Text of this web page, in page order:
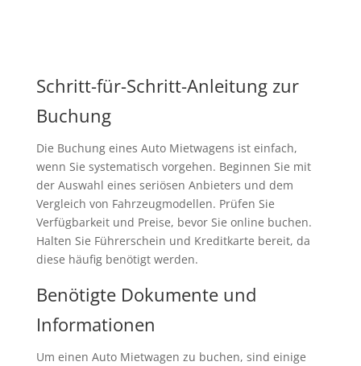
Schritt-für-Schritt-Anleitung zur
Buchung
Die Buchung eines Auto Mietwagens ist einfach,
wenn Sie systematisch vorgehen. Beginnen Sie mit
der Auswahl eines seriösen Anbieters und dem
Vergleich von Fahrzeugmodellen. Prüfen Sie
Verfügbarkeit und Preise, bevor Sie online buchen.
Halten Sie Führerschein und Kreditkarte bereit, da
diese häufig benötigt werden.
Benötigte Dokumente und
Informationen
Um einen Auto Mietwagen zu buchen, sind einige